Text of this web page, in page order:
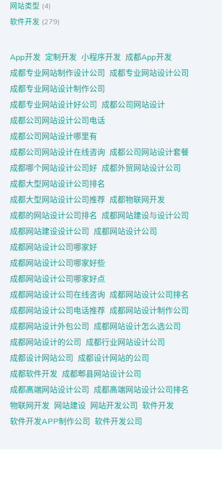
网站类型 (4)
软件开发 (279)
App开发 定制开发 小程序开发 成都App开发
成都专业网站制作设计公司 成都专业网站设计公司
成都专业网站设计制作公司
成都专业网站设计好公司 成都公司网站设计
成都公司网站设计公司电话
成都公司网站设计哪里有
成都公司网站设计在线咨询 成都公司网站设计套餐
成都哪个网站设计公司好 成都外贸网站设计公司
成都大型网站设计公司排名
成都大型网站设计公司推荐 成都物联网开发
成都的网站设计公司排名 成都网站建设与设计公司
成都网站建设设计公司 成都网站设计公司
成都网站设计公司哪家好
成都网站设计公司哪家好些
成都网站设计公司哪家好点
成都网站设计公司在线咨询 成都网站设计公司排名
成都网站设计公司电话推荐 成都网站设计制作公司
成都网站设计外包公司 成都网站设计怎么选公司
成都网站设计的公司 成都行业网站设计公司
成都设计网站公司 成都设计网站的公司
成都软件开发 成都郫县网站设计公司
成都高端网站设计公司 成都高端网站设计公司排名
物联网开发 网站建设 网站开发公司 软件开发
软件开发APP制作公司 软件开发公司